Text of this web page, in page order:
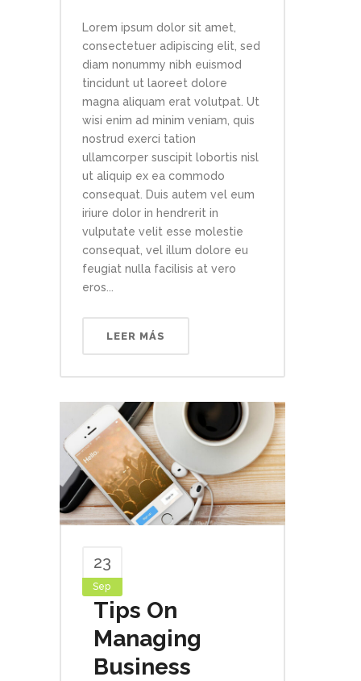
Lorem ipsum dolor sit amet,
consectetuer adipiscing elit, sed
diam nonummy nibh euismod
tincidunt ut laoreet dolore
magna aliquam erat volutpat. Ut
wisi enim ad minim veniam, quis
nostrud exerci tation
ullamcorper suscipit lobortis nisl
ut aliquip ex ea commodo
consequat. Duis autem vel eum
iriure dolor in hendrerit in
vulputate velit esse molestie
consequat, vel illum dolore eu
feugiat nulla facilisis at vero
eros...
LEER MÁS
23
Sep
Tips On
Managing
Business